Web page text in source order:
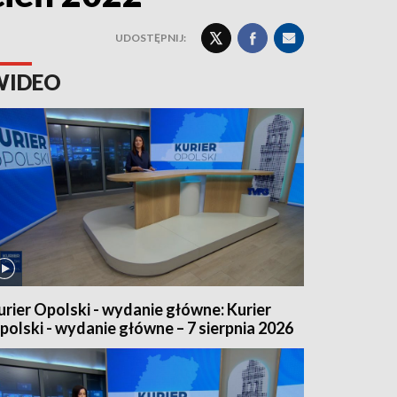
UDOSTĘPNIJ:
Opolski - wydanie główne: Kurier
- wydanie główne – 7 sierpnia 2026